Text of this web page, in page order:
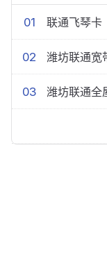
01 联通飞琴卡
02 潍坊联通宽
03 潍坊联通全